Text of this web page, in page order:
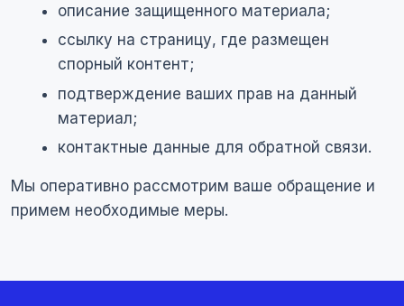
описание защищенного материала;
ссылку на страницу, где размещен
спорный контент;
подтверждение ваших прав на данный
материал;
контактные данные для обратной связи.
Мы оперативно рассмотрим ваше обращение и
примем необходимые меры.